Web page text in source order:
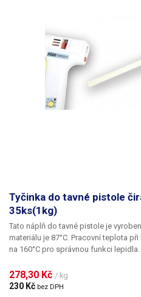
Tyčinka do tavné pistole
35ks(1kg)
Tato náplň do tavné pistole je
materiálu je 87°C. Pracovní teplota
na 160°C pro správnou funkci
278,30 Kč / kg
230 Kč bez DPH